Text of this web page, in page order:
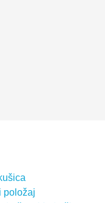
položaj